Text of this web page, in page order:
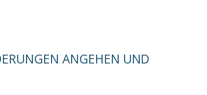
ANGEHEN UND